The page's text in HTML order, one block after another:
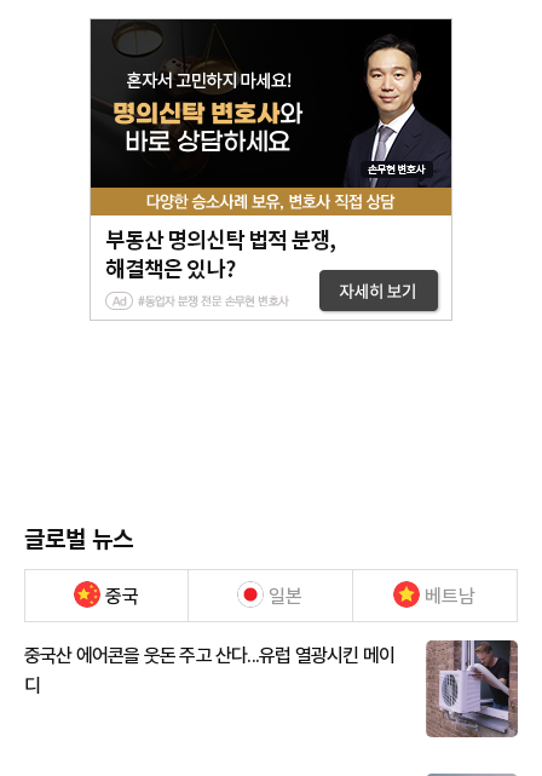
글로벌 뉴스
중국 일본 베트남
중국산 에어콘을 웃돈 주고 산다...유럽 열광시킨 메이
디